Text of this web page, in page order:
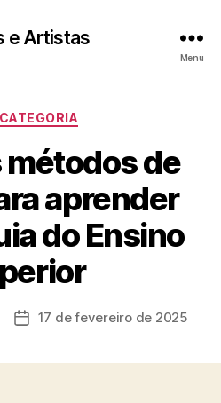
e Artistas
Menu
Categorias
de
aprender
do Ensino
Data17 de fevereiro de 2025